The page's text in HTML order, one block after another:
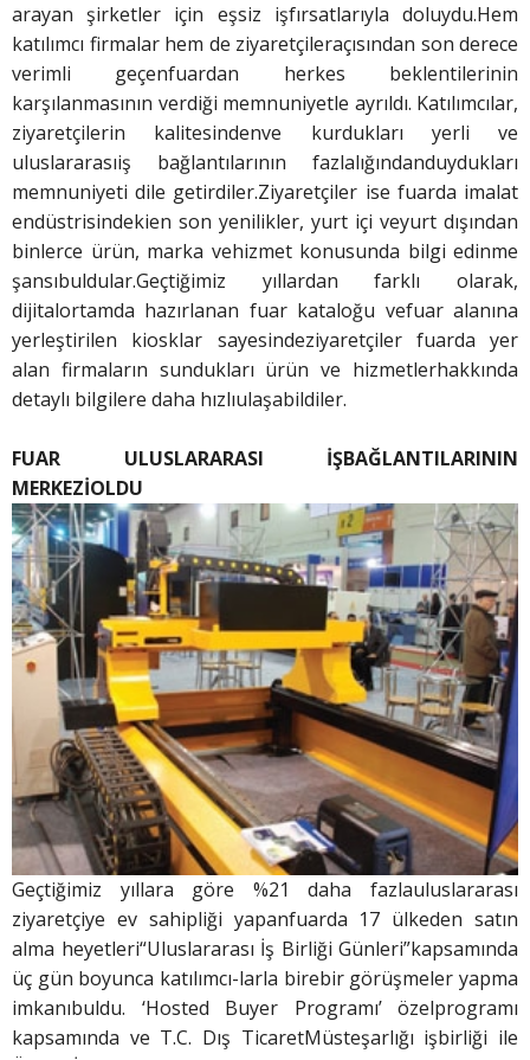
arayan şirketler için eşsiz işfırsatlarıyla doluydu.Hem
katılımcı firmalar hem de ziyaretçileraçısından son derece
verimli geçenfuardan herkes beklentilerinin
karşılanmasının verdiği memnuniyetle ayrıldı. Katılımcılar,
ziyaretçilerin kalitesindenve kurdukları yerli ve
uluslararasıiş bağlantılarının fazlalığındanduydukları
memnuniyeti dile getirdiler.Ziyaretçiler ise fuarda imalat
endüstrisindekien son yenilikler, yurt içi veyurt dışından
binlerce ürün, marka vehizmet konusunda bilgi edinme
şansıbuldular.Geçtiğimiz yıllardan farklı olarak,
dijitalortamda hazırlanan fuar kataloğu vefuar alanına
yerleştirilen kiosklar sayesindeziyaretçiler fuarda yer
alan firmaların sundukları ürün ve hizmetlerhakkında
detaylı bilgilere daha hızlıulaşabildiler.
FUAR ULUSLARARASI İŞBAĞLANTILARININ
MERKEZİOLDU
Geçtiğimiz yıllara göre %21 daha fazlauluslararası
ziyaretçiye ev sahipliği yapanfuarda 17 ülkeden satın
alma heyetleri“Uluslararası İş Birliği Günleri”kapsamında
üç gün boyunca katılımcı-larla birebir görüşmeler yapma
imkanıbuldu. ‘Hosted Buyer Programı’ özelprogramı
kapsamında ve T.C. Dış TicaretMüsteşarlığı işbirliği ile